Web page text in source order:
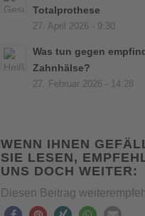
Totalprothese
27. April 2026 - 9:30
Was tun gegen
Zahnhälse?
27. Februar 2026 - 14:28
WENN IHNEN
SIE LESEN,
UNS DOCH WEITER:
Diesen Beitrag